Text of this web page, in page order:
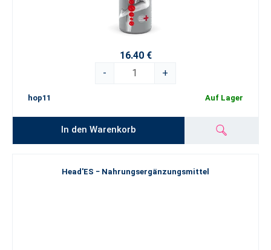
16.40 €
-
+
hop11 Auf Lager
In den Warenkorb
Head'ES − Nahrungsergänzungsmittel